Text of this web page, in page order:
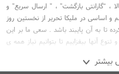
، “گارانتی بازگشت” ، ” ارسال سریع” و
اساسی در ملیکا تحریر از نخستین روز
تا به آن پایبند باشد . سعی ما بر این
آنها بیفزاییم تا بتوانیم نیاز همه ی
بیشتر